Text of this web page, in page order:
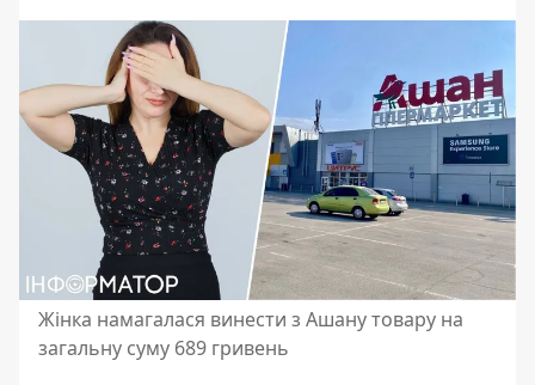
Жінка намагалася винести з Ашану товару на
загальну суму 689 гривень